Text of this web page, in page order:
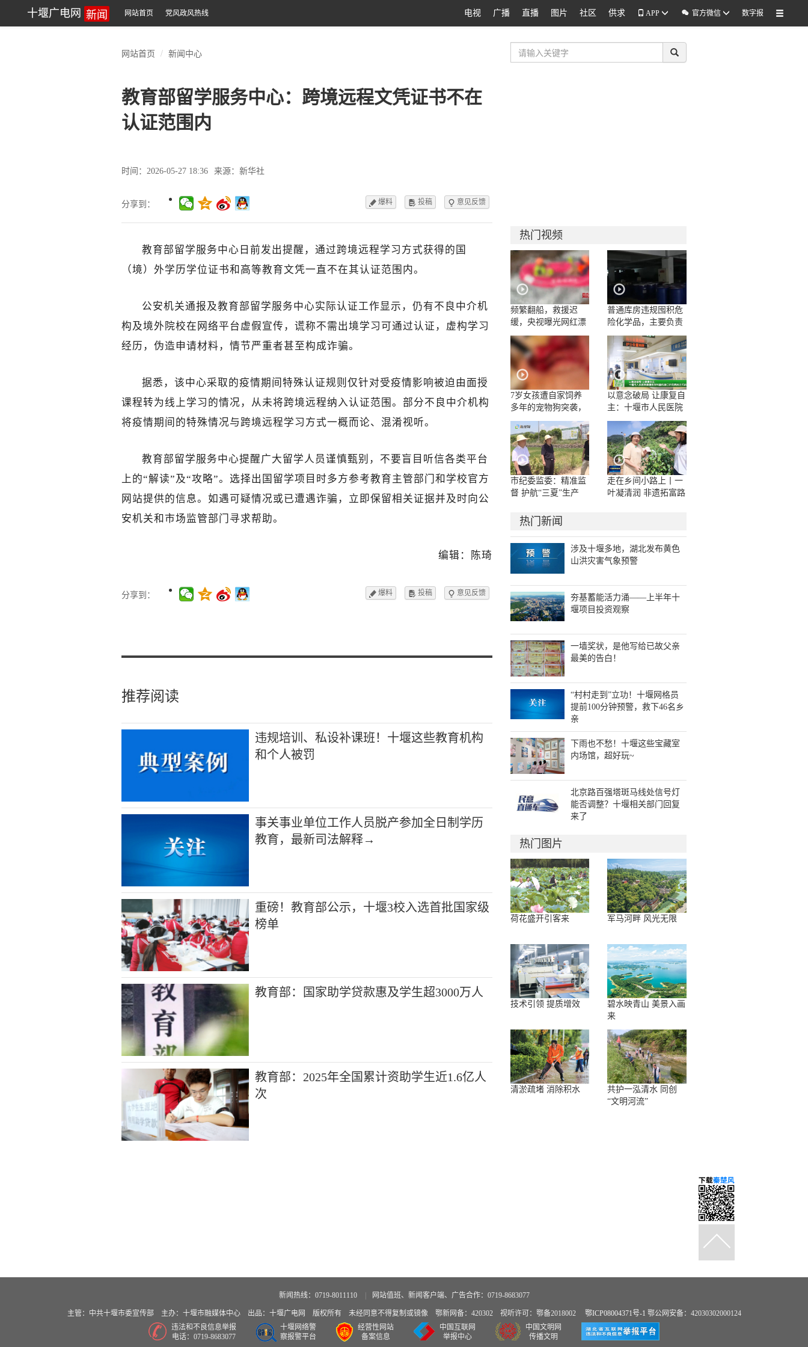
十堰广电网 新闻 网站首页 党风政风热线 电视 广播 直播 图片 社区 供求 APP  官方微信 数字报
网站首页 新闻中心
教育部留学服务中心：跨境远程文凭证书不在
认证范围内
时间：2026-05-27 18:36 来源：新华社
分享到： 爆料  投稿  意见反馈
教育部留学服务中心日前发出提醒，通过跨境远程学习方式获得的国
（境）外学历学位证书和高等教育文凭一直不在其认证范围内。
公安机关通报及教育部留学服务中心实际认证工作显示，仍有不良中介机
构及境外院校在网络平台虚假宣传，谎称不需出境学习可通过认证，虚构学习
经历，伪造申请材料，情节严重者甚至构成诈骗。
据悉，该中心采取的疫情期间特殊认证规则仅针对受疫情影响被迫由面授
课程转为线上学习的情况，从未将跨境远程纳入认证范围。部分不良中介机构
将疫情期间的特殊情况与跨境远程学习方式一概而论、混淆视听。
教育部留学服务中心提醒广大留学人员谨慎甄别，不要盲目听信各类平台
上的“解读”及“攻略”。选择出国留学项目时多方参考教育主管部门和学校官方
网站提供的信息。如遇可疑情况或已遭遇诈骗，立即保留相关证据并及时向公
安机关和市场监管部门寻求帮助。
编辑：陈琦
分享到： 爆料  投稿  意见反馈
推荐阅读
违规培训、私设补课班！十堰这些教育机构
和个人被罚
事关事业单位工作人员脱产参加全日制学历
教育，最新司法解释→
重磅！教育部公示，十堰3校入选首批国家级
榜单
教育部：国家助学贷款惠及学生超3000万人
教育部：2025年全国累计资助学生近1.6亿人
次
热门视频
频繁翻船，救援迟
缓，央视曝光网红漂
流乱象
普通库房违规囤积危
险化学品，主要负责
人一问三不知
7岁女孩遭自家饲养
多年的宠物狗突袭，
面部被咬伤10多处，
嘴唇被撕裂
以意念破局 让康复自
主：十堰市人民医院
康复医学科脑机接口
示范病房正式启用
市纪委监委：精准监
督 护航“三夏”生产
走在乡间小路上丨一
叶凝清润 非遗拓富路
热门新闻
涉及十堰多地，湖北发布黄色
山洪灾害气象预警
夯基蓄能活力涌——上半年十
堰项目投资观察
一墙奖状，是他写给已故父亲
最美的告白！
“村村走到”立功！十堰网格员
提前100分钟预警，救下46名乡
亲
下雨也不愁！十堰这些宝藏室
内场馆，超好玩~
北京路百强塔斑马线处信号灯
能否调整？十堰相关部门回复
来了
热门图片
荷花盛开引客来 军马河畔 风光无限
技术引领 提质增效
碧水映青山 美景入画
来
清淤疏堵 消除积水
共护一泓清水 同创
“文明河流”
新闻热线：0719-8011110 网站值班、新闻客户端、广告合作：0719-8683077
主管：中共十堰市委宣传部 主办：十堰市融媒体中心 出品：十堰广电网 版权所有 未经同意不得复制或镜像 鄂新网备：420302 视听许可：鄂备2018002 鄂ICP08004371号-1 鄂公网安备：42030302000124
违法和不良信息举报
电话：0719-8683077
十堰网络警
察报警平台
经营性网站
备案信息
中国互联网
举报中心
中国文明网
传播文明